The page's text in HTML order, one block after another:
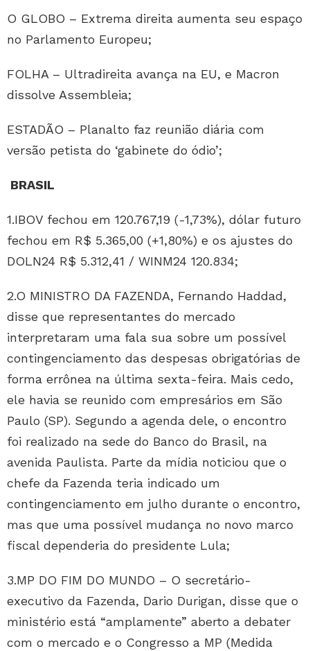
O GLOBO – Extrema direita aumenta seu espaço
no Parlamento Europeu;
FOLHA – Ultradireita avança na EU, e Macron
dissolve Assembleia;
ESTADÃO – Planalto faz reunião diária com
versão petista do ‘gabinete do ódio’;
BRASIL
1.IBOV fechou em 120.767,19 (-1,73%), dólar futuro
fechou em R$ 5.365,00 (+1,80%) e os ajustes do
DOLN24 R$ 5.312,41 / WINM24 120.834;
2.O MINISTRO DA FAZENDA, Fernando Haddad,
disse que representantes do mercado
interpretaram uma fala sua sobre um possível
contingenciamento das despesas obrigatórias de
forma errônea na última sexta-feira. Mais cedo,
ele havia se reunido com empresários em São
Paulo (SP). Segundo a agenda dele, o encontro
foi realizado na sede do Banco do Brasil, na
avenida Paulista. Parte da mídia noticiou que o
chefe da Fazenda teria indicado um
contingenciamento em julho durante o encontro,
mas que uma possível mudança no novo marco
fiscal dependeria do presidente Lula;
3.MP DO FIM DO MUNDO – O secretário-
executivo da Fazenda, Dario Durigan, disse que o
ministério está “amplamente” aberto a debater
com o mercado e o Congresso a MP (Medida